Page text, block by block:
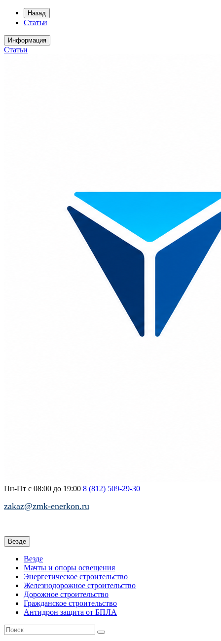
Назад
Статьи
Информация
Статьи
Пн-Пт с 08:00 до 19:00 8 (812) 509-29-30
zakaz@zmk-enerkon.ru
Везде
Везде
Мачты и опоры освещения
Энергетическое строительство
Железнодорожное строительство
Дорожное строительство
Гражданское строительство
Антидрон защита от БПЛА